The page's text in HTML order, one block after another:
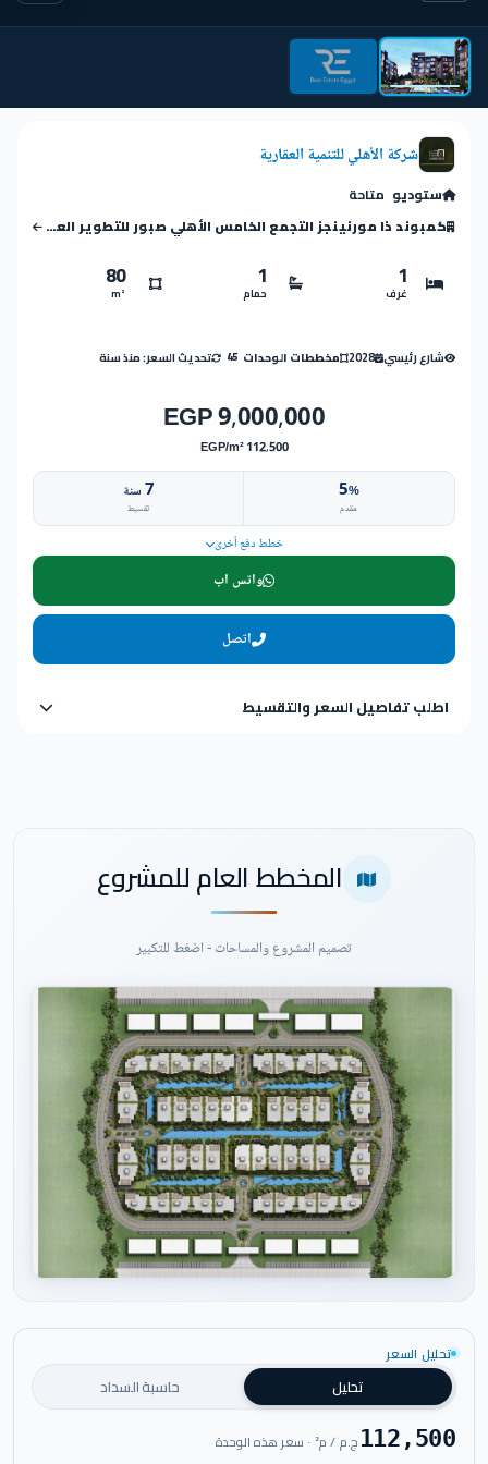
شركة الأهلي للتنمية العقارية
ستوديو متاحة
كمبوند ذا مورنينجز التجمع الخامس الأهلي صبور للتطوير العقاري
1
غرف
1
حمام
80
m²
شارع رئيسي 2028 مخططات الوحدات 45 تحديث السعر: منذ سنة
9,000,000 EGP
112,500 EGP/m²
5%
مقدم
7سنة
تقسيط
خطط دفع أخرى
واتس اب
اتصل
اطلب تفاصيل السعر والتقسيط
المخطط العام للمشروع
تصميم المشروع والمساحات - اضغط للتكبير
تحليل السعر
تحليل حاسبة السداد
112,500ج.م / م² · سعر هذه الوحدة